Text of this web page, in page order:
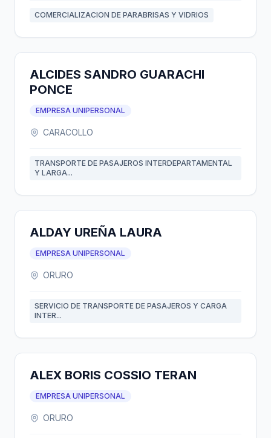
COMERCIALIZACION DE PARABRISAS Y VIDRIOS
ALCIDES SANDRO GUARACHI
PONCE
EMPRESA UNIPERSONAL
CARACOLLO
TRANSPORTE DE PASAJEROS INTERDEPARTAMENTAL
Y LARGA...
ALDAY UREÑA LAURA
EMPRESA UNIPERSONAL
ORURO
SERVICIO DE TRANSPORTE DE PASAJEROS Y CARGA
INTER...
ALEX BORIS COSSIO TERAN
EMPRESA UNIPERSONAL
ORURO